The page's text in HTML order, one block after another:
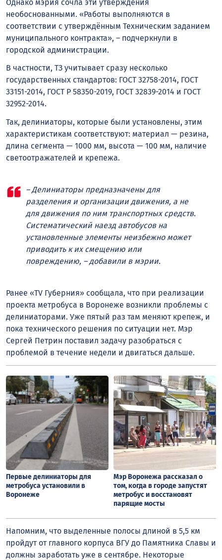
Однако мэрия сочла эти утверждения
необоснованными. «Работы выполняются в
соответствии с утверждённым Техническим заданием
муниципального контракта», – подчеркнули в
городской администрации.
В частности, ТЗ учитывает сразу несколько
государственных стандартов: ГОСТ 32758-2014, ГОСТ
33151-2014, ГОСТ Р 58350-2019, ГОСТ 32839-2014 и ГОСТ
32952-2014.
Так, делиниаторы, которые были установлены, этим
характеристикам соответствуют: материал — резина,
длина сегмента — 1000 мм, высота — 100 мм, наличие
светоотражателей и крепежа.
– Делиниаторы предназначены для
разделения и организации движения, а не
для движения по ним транспортных средств.
Систематический наезд автобусов на
установленные элементы неизбежно может
приводить к их смещению или
повреждению, – добавили в мэрии.
Ранее «TV Губерния» сообщала, что при реализации
проекта метробуса в Воронеже возникли проблемы с
делиниаторами. Уже пятый раз там меняют крепеж, и
пока технического решения по ситуации нет. Мэр
Сергей Петрин поставил задачу разобраться с
проблемой в течение недели и двигаться дальше.
Первые делиниаторы для
метробуса установили в
Воронеже
Мэр Воронежа рассказал о
том, когда в городе запустят
метробус и восстановят
парящие мосты
Напомним, что выделенные полосы длиной в 5,5 км
пройдут от главного корпуса ВГУ до Памятника Славы и
должны заработать уже в сентябре. Некоторые